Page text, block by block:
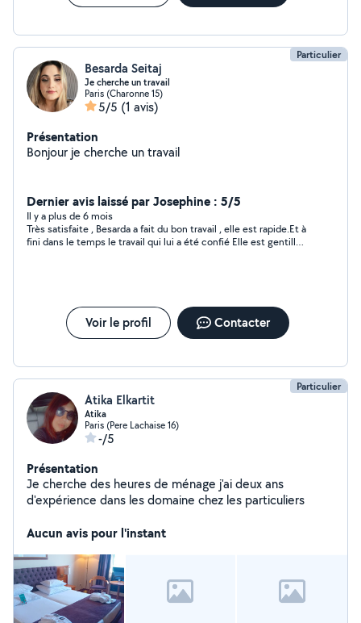
Particulier
Besarda Seitaj
Je cherche un travail
Paris (Charonne 15)
5/5 (1 avis)
Présentation
Bonjour je cherche un travail
Dernier avis laissé par Josephine : 5/5
Il y a plus de 6 mois
Très satisfaite , Besarda a fait du bon travail , elle est rapide.Et à
fini dans le temps le travail qui lui a été confié Elle est gentille
Voir le profil Contacter
Particulier
Atika Elkartit
Atika
Paris (Pere Lachaise 16)
-/5
Présentation
Je cherche des heures de ménage j'ai deux ans
d'expérience dans les domaine chez les particuliers
Aucun avis pour l'instant